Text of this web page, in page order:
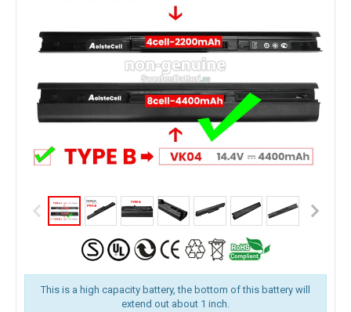
This is a high capacity battery, the bottom of this battery will
extend out about 1 inch.